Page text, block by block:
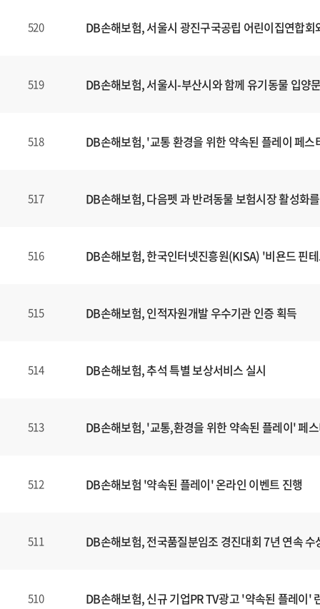
520 DB손해보험, 서울시 광진구국공립 어린이집연합
519 DB손해보험, 서울시-부산시와 함께 유기동물 입양
518 DB손해보험, '교통 환경을 위한 약속된 플레이 페
517 DB손해보험, 다음펫 과 반려동물 보험시장 활성화
516 DB손해보험, 한국인터넷진흥원(KISA) '비욘드 핀
515 DB손해보험, 인적자원개발 우수기관 인증 획득
514 DB손해보험, 추석 특별 보상서비스 실시
513 DB손해보험, '교통,환경을 위한 약속된 플레이' 페
512 DB손해보험 '약속된 플레이' 온라인 이벤트 진행
511 DB손해보험, 전국품질분임조 경진대회 7년 연속 수
510 DB손해보험, 신규 기업PR TV광고 '약속된 플레이'